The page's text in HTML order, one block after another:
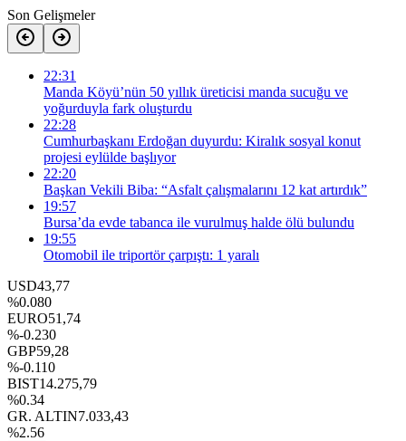
Son Gelişmeler
22:31
Manda Köyü’nün 50 yıllık üreticisi manda sucuğu ve
yoğurduyla fark oluşturdu
22:28
Cumhurbaşkanı Erdoğan duyurdu: Kiralık sosyal konut
projesi eylülde başlıyor
22:20
Başkan Vekili Biba: “Asfalt çalışmalarını 12 kat artırdık”
19:57
Bursa’da evde tabanca ile vurulmuş halde ölü bulundu
19:55
Otomobil ile triportör çarpıştı: 1 yaralı
USD43,77
%0.080
EURO51,74
%-0.230
GBP59,28
%-0.110
BIST14.275,79
%0.34
GR. ALTIN7.033,43
%2.56